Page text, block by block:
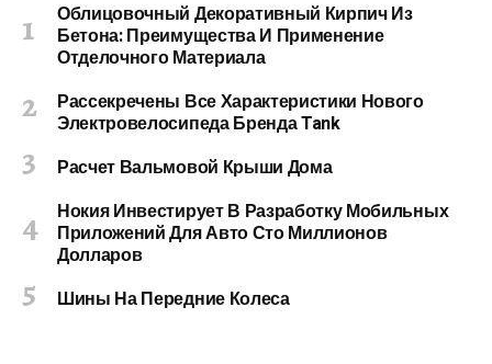
Облицовочный Декоративный Кирпич Из
Бетона: Преимущества И Применение
Отделочного Материала
Рассекречены Все Характеристики Нового
Электровелосипеда Бренда Tank
Расчет Вальмовой Крыши Дома
Нокия Инвестирует В Разработку Мобильных
Приложений Для Авто Сто Миллионов
Долларов
Шины На Передние Колеса